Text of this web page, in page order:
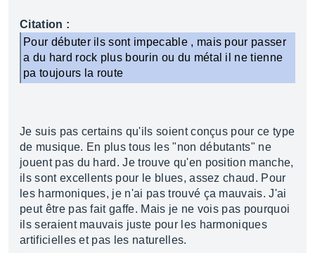
Citation :
Pour débuter ils sont impecable , mais pour passer
a du hard rock plus bourin ou du métal il ne tienne
pa toujours la route
Je suis pas certains qu'ils soient conçus pour ce type
de musique. En plus tous les "non débutants" ne
jouent pas du hard. Je trouve qu'en position manche,
ils sont excellents pour le blues, assez chaud. Pour
les harmoniques, je n'ai pas trouvé ça mauvais. J'ai
peut être pas fait gaffe. Mais je ne vois pas pourquoi
ils seraient mauvais juste pour les harmoniques
artificielles et pas les naturelles.